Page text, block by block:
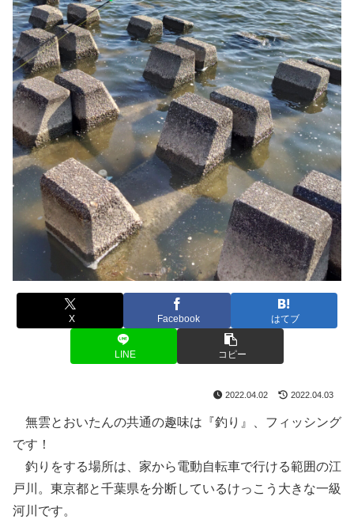
X Facebook はてブ
LINE コピー
2022.04.02 2022.04.03
無雲とおいたんの共通の趣味は『釣り』、フィッシング
です！
釣りをする場所は、家から電動自転車で行ける範囲の江
戸川。東京都と千葉県を分断しているけっこう大きな一級
河川です。